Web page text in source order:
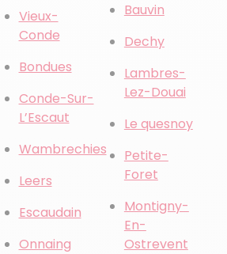
Vieux-
Conde
Bondues
Conde-Sur-
L’Escaut
Wambrechies
Leers
Escaudain
Onnaing
Bauvin
Dechy
Lambres-
Lez-Douai
Le quesnoy
Petite-
Foret
Montigny-
En-
Ostrevent